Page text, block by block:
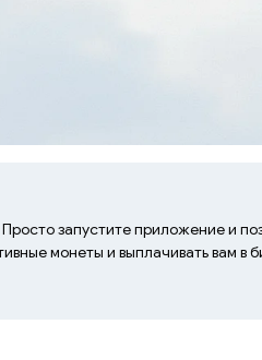
запустите приложение и
монеты и выплачивать вам в